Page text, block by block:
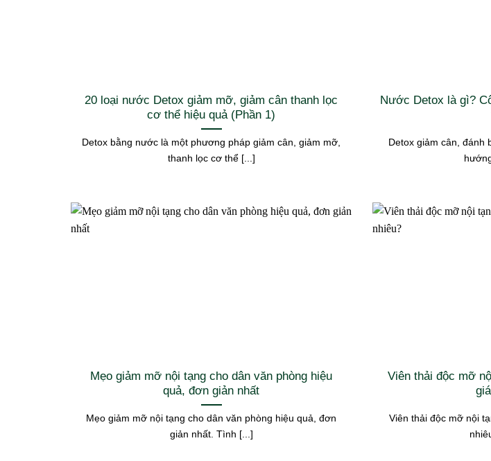
20 loại nước Detox giảm mỡ, giảm cân thanh lọc
cơ thể hiệu quả (Phần 1)
Detox bằng nước là một phương pháp giảm cân, giảm mỡ,
thanh lọc cơ thể [...]
Nước Detox là gì?
Detox giảm cân, đánh
Mẹo giảm mỡ nội tạng cho dân văn phòng hiệu
quả, đơn giản nhất
Mẹo giảm mỡ nội tạng cho dân văn phòng hiệu quả, đơn
giản nhất. Tình [...]
Viên thải độc mỡ
Viên thải độc mỡ nội